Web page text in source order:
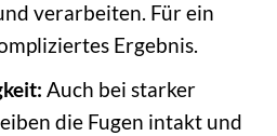
verarbeiten. Für ein
Ergebnis.
Auch bei starker
die Fugen intakt und